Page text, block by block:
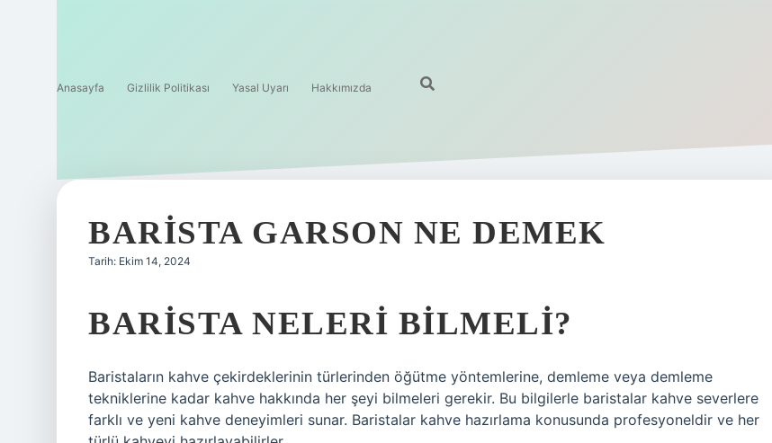
Anasayfa Gizlilik Politikası Yasal Uyarı Hakkımızda
BARISTA GARSON NE DEMEK
Tarih: Ekim 14, 2024
BARISTA NELERI BILMELI?
Baristaların kahve çekirdeklerinin türlerinden öğütme yöntemlerine, demleme veya demleme
tekniklerine kadar kahve hakkında her şeyi bilmeleri gerekir. Bu bilgilerle baristalar kahve severlere
farklı ve yeni kahve deneyimleri sunar. Baristalar kahve hazırlama konusunda profesyoneldir ve her